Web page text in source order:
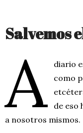
Salvemos
A
diario
como
de eso
a nosotros mismos.